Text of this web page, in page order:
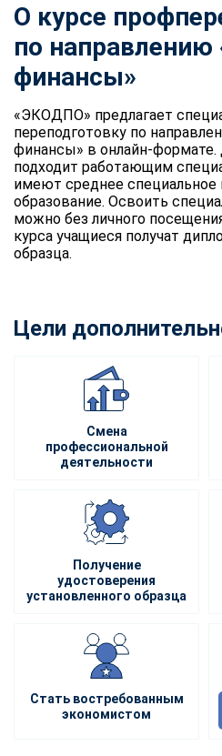
О курсе
по
финансы»
«ЭКОДПО» предлагает
переподготовку по
финансы» в онлайн-
подходит работающим
имеют среднее
образование. Освоить
можно без личного
курса учащиеся получат
образца.
Цели
Смена
профессиональной
деятельности
Получение
удостоверения
установленного образца
Стать востребованным
экономистом